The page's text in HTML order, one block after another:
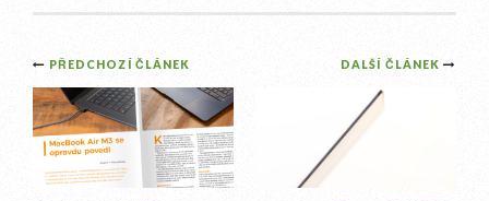
Post
navigation
DALŠÍ ČLÁNEK
PŘEDCHOZÍ ČLÁNEK